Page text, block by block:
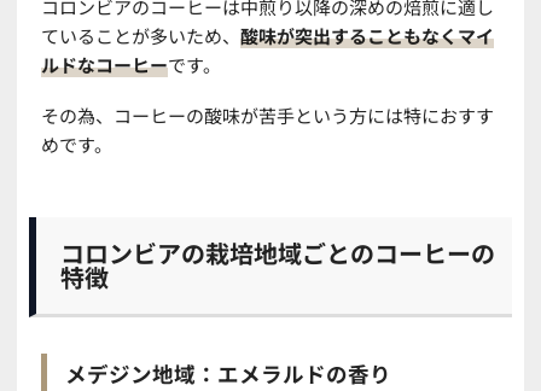
コロンビアのコーヒーは中煎り以降の深めの焙煎に適し
ていることが多いため、 酸味が突出することもなくマイ
ルドなコーヒーです。
その為、コーヒーの酸味が苦手という方には特におすす
めです。
コロンビアの栽培地域ごとのコーヒーの
特徴
メデジン地域：エメラルドの香り